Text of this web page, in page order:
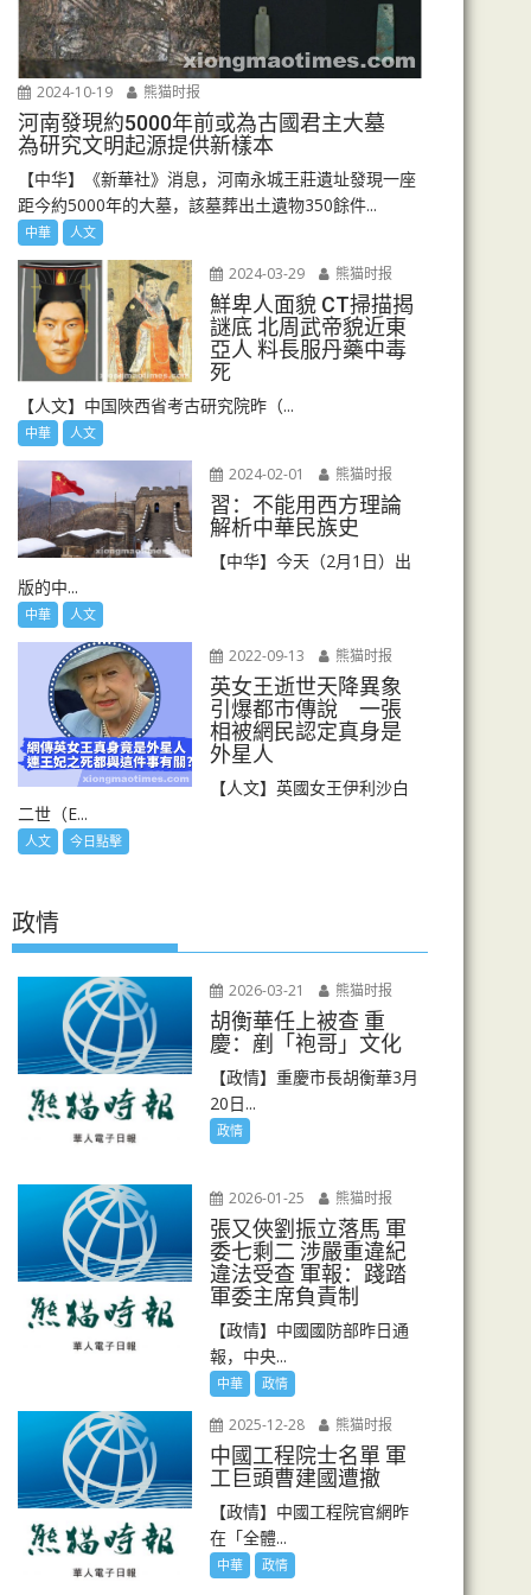
2024-10-19 熊猫时报
河南發現約5000年前或為古國君主大墓
為研究文明起源提供新樣本
【中华】《新華社》消息，河南永城王莊遺址發現一座
距今約5000年的大墓，該墓葬出土遺物350餘件...
中華 人文
2024-03-29 熊猫时报
鮮卑人面貌 CT掃描揭
謎底 北周武帝貌近東
亞人 料長服丹藥中毒
死
【人文】中国陜西省考古研究院昨（...
中華 人文
2024-02-01 熊猫时报
習：不能用西方理論
解析中華民族史
【中华】今天（2月1日）出
版的中...
中華 人文
2022-09-13 熊猫时报
英女王逝世天降異象
引爆都市傳說 一張
相被網民認定真身是
外星人
【人文】英國女王伊利沙白
二世（E...
人文 今日點擊
政情
2026-03-21 熊猫时报
胡衡華任上被查 重
慶：剷「袍哥」文化
【政情】重慶市長胡衡華3月
20日...
政情
2026-01-25 熊猫时报
張又俠劉振立落馬 軍
委七剩二 涉嚴重違紀
違法受查 軍報：踐踏
軍委主席負責制
【政情】中國國防部昨日通
報，中央...
中華 政情
2025-12-28 熊猫时报
中國工程院士名單 軍
工巨頭曹建國遭撤
【政情】中國工程院官網昨
在「全體...
中華 政情